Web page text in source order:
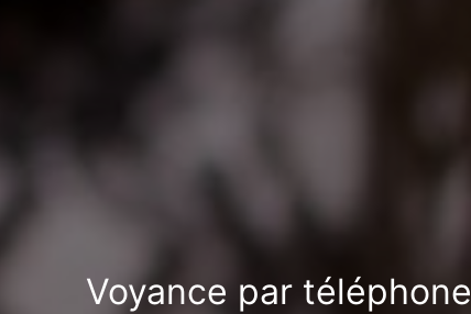
Voyance par téléphone